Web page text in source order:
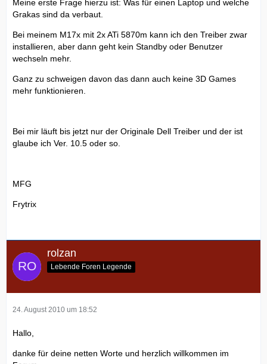
Meine erste Frage hierzu ist: Was für einen Laptop und welche
Grakas sind da verbaut.
Bei meinem M17x mit 2x ATi 5870m kann ich den Treiber zwar
installieren, aber dann geht kein Standby oder Benutzer
wechseln mehr.
Ganz zu schweigen davon das dann auch keine 3D Games
mehr funktionieren.
Bei mir läuft bis jetzt nur der Originale Dell Treiber und der ist
glaube ich Ver. 10.5 oder so.
MFG
Frytrix
rolzan
Lebende Foren Legende
24. August 2010 um 18:52
Hallo,
danke für deine netten Worte und herzlich willkommen im